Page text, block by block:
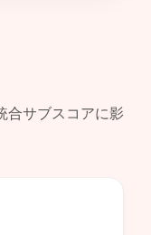
合サブスコアに影